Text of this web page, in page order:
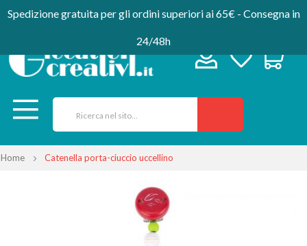
Spedizione gratuita per gli ordini superiori ai 65€ - Consegna in
24/48h
Home Catenella porta-ciuccio uccellino